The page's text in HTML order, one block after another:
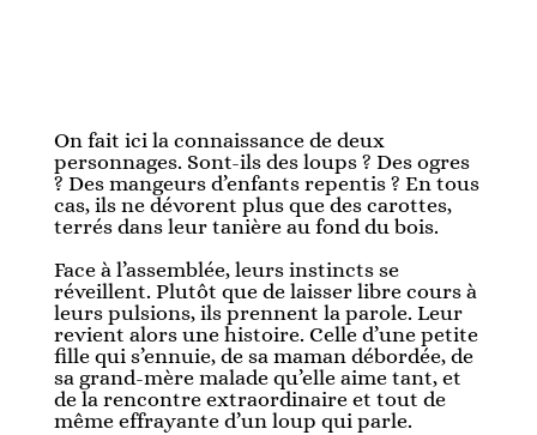
On fait ici la connaissance de deux
personnages. Sont-ils des loups ? Des ogres
? Des mangeurs d’enfants repentis ? En tous
cas, ils ne dévorent plus que des carottes,
terrés dans leur tanière au fond du bois.
Face à l’assemblée, leurs instincts se
réveillent. Plutôt que de laisser libre cours à
leurs pulsions, ils prennent la parole. Leur
revient alors une histoire. Celle d’une petite
fille qui s’ennuie, de sa maman débordée, de
sa grand-mère malade qu’elle aime tant, et
de la rencontre extraordinaire et tout de
même effrayante d’un loup qui parle.